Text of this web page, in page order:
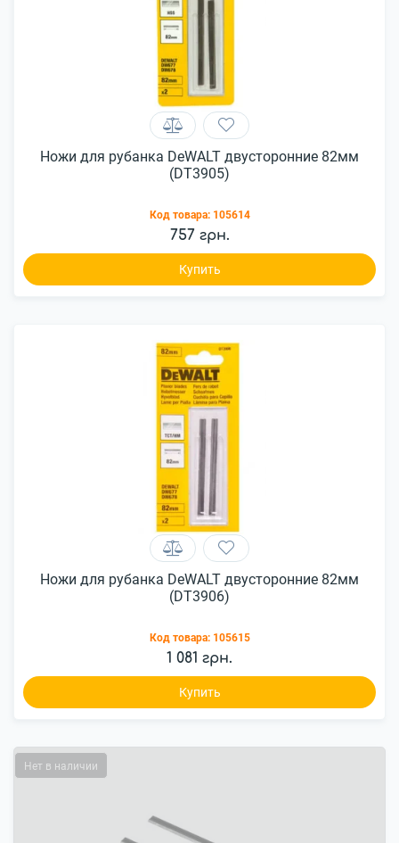
Ножи для рубанка DeWALT двусторонние 82мм
(DT3905)
Код товара: 105614
757 грн.
Купить
Ножи для рубанка DeWALT двусторонние 82мм
(DT3906)
Код товара: 105615
1 081 грн.
Купить
Нет в наличии